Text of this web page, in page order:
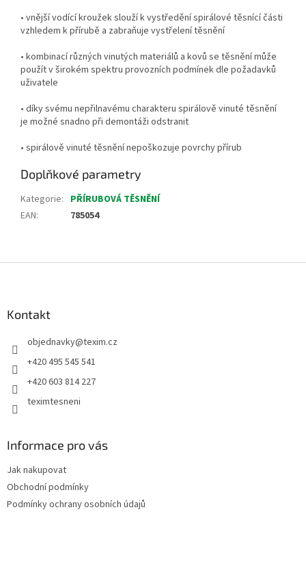
• vnější vodící kroužek slouží k vystředění spirálové těsnící části
vzhledem k přírubě a zabraňuje vystřelení těsnění
• kombinací různých vinutých materiálů a kovů se těsnění může
použít v širokém spektru provozních podmínek dle požadavků
uživatele
• díky svému nepřilnavému charakteru spirálově vinuté těsnění
je možné snadno při demontáži odstranit
• spirálově vinuté těsnění nepoškozuje povrchy přírub
Doplňkové parametry
Kategorie: PŘÍRUBOVÁ TĚSNĚNÍ
EAN: 785054
Kontakt
objednavky@texim.cz
+420 495 545 541
+420 603 814 227
teximtesneni
Informace pro vás
Jak nakupovat
Obchodní podmínky
Podmínky ochrany osobních údajů